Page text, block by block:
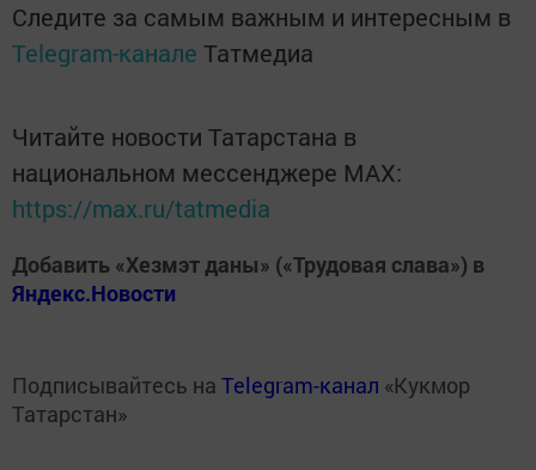
Следите за самым важным и интересным в
Telegram-канале Татмедиа
Читайте новости Татарстана в
национальном мессенджере MАХ:
https://max.ru/tatmedia
Добавить «Хезмэт даны» («Трудовая слава») в
Яндекс.Новости
Подписывайтесь на Telegram-канал «Кукмор
Татарстан»